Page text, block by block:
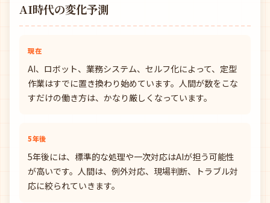
AI時代の変化予測
現在
AI、ロボット、業務システム、セルフ化によって、定型
作業はすでに置き換わり始めています。人間が数をこな
すだけの働き方は、かなり厳しくなっています。
5年後
5年後には、標準的な処理や一次対応はAIが担う可能性
が高いです。人間は、例外対応、現場判断、トラブル対
応に絞られていきます。